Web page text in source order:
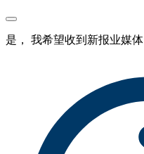
是， 我希望收到新报业媒体